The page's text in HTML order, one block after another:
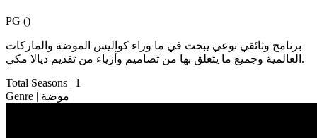
PG ()
برنامج وثائقي نوعي يبحث في ما وراء كواليس الموضة والماركات
العالمية وجميع ما يتعلق بها من تصاميم وأزياء من تقديم ديالا مكي.
Total Seasons | 1
Genre
| موضة